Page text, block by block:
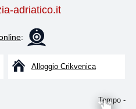
adriatico.it
:
Alloggio Crikvenica